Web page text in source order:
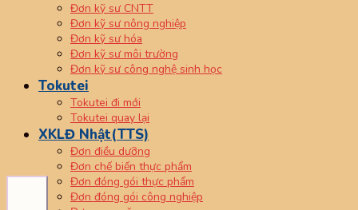
Đơn kỹ sư CNTT
Đơn kỹ sư nông nghiệp
Đơn kỹ sư hóa
Đơn kỹ sư môi trường
Đơn kỹ sư công nghệ sinh học
Tokutei
Tokutei đi mới
Tokutei quay lại
XKLĐ Nhật(TTS)
Đơn điều dưỡng
Đơn chế biến thực phẩm
Đơn đóng gói thực phẩm
Đơn đóng gói công nghiệp